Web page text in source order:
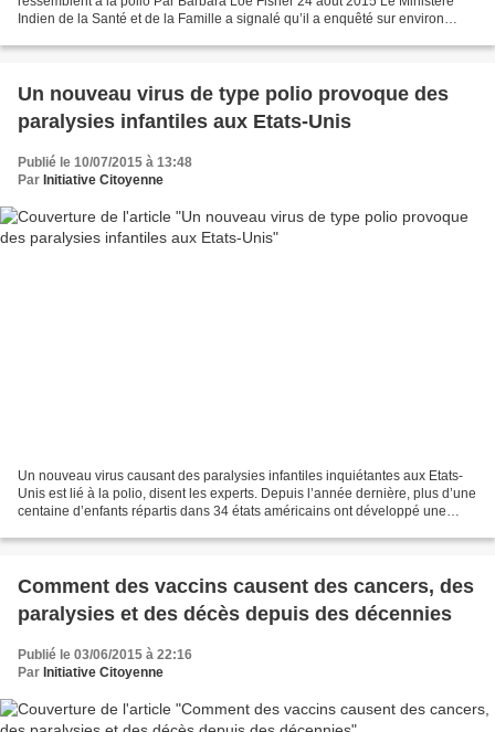
Indien de la Santé et de la Famille a signalé qu’il a enquêté sur environ
Un nouveau virus de type polio provoque des
paralysies infantiles aux Etats-Unis
Publié le 10/07/2015 à 13:48
Par Initiative Citoyenne
Un nouveau virus causant des paralysies infantiles inquiétantes aux Etats-
Unis est lié à la polio, disent les experts. Depuis l’année dernière, plus d’une
centaine d’enfants répartis dans 34 états américains ont développé une
Comment des vaccins causent des cancers, des
paralysies et des décès depuis des décennies
Publié le 03/06/2015 à 22:16
Par Initiative Citoyenne